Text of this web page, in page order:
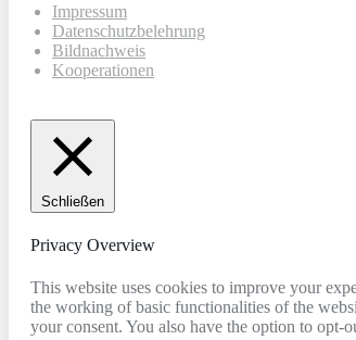
Impressum
Datenschutzbelehrung
Bildnachweis
Kooperationen
Schließen
Privacy Overview
This website uses cookies to improve your
the working of basic functionalities of the
your consent. You also have the option to opt-